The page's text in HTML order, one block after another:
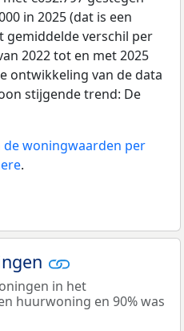
in 2025 (dat is een
gemiddelde verschil per
2022 tot en met 2025
ontwikkeling van de data
stijgende trend: De
de woningwaarden per
.
in het
huurwoning en 90% was